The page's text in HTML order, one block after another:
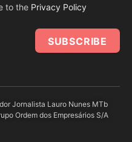
to the Privacy Policy
SUBSCRIBE
Jornalista Lauro Nunes MTb
Ordem dos Empresários S/A